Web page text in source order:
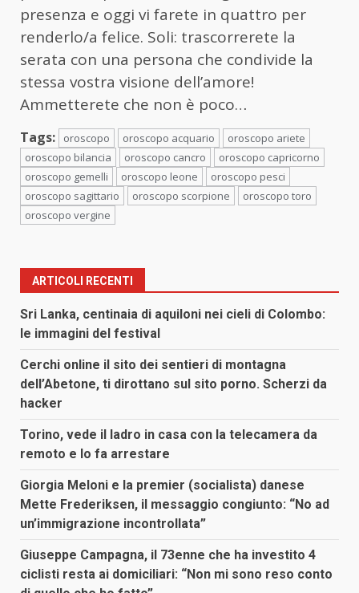
presenza e oggi vi farete in quattro per
renderlo/a felice. Soli: trascorrerete la
serata con una persona che condivide la
stessa vostra visione dell’amore!
Ammetterete che non è poco…
Tags: oroscopo oroscopo acquario
oroscopo ariete
oroscopo bilancia
oroscopo cancro
oroscopo capricorno
oroscopo gemelli
oroscopo leone
oroscopo pesci
oroscopo sagittario
oroscopo scorpione
oroscopo toro
oroscopo vergine
ARTICOLI RECENTI
Sri Lanka, centinaia di aquiloni nei cieli di Colombo:
le immagini del festival
Cerchi online il sito dei sentieri di montagna
dell’Abetone, ti dirottano sul sito porno. Scherzi da
hacker
Torino, vede il ladro in casa con la telecamera da
remoto e lo fa arrestare
Giorgia Meloni e la premier (socialista) danese
Mette Frederiksen, il messaggio congiunto: “No ad
un’immigrazione incontrollata”
Giuseppe Campagna, il 73enne che ha investito 4
ciclisti resta ai domiciliari: “Non mi sono reso conto